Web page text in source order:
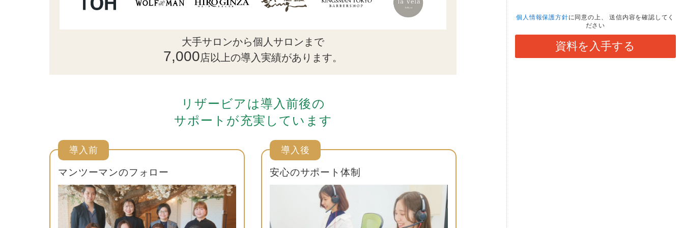
大手サロンから個人サロンまで
7,000店以上の導入実績があります。
リザービアは導入前後の
サポートが充実しています
導入前
マンツーマンのフォロー
導入後
安心のサポート体制
個人情報保護方針に同意の上、
送信内容を確認してく
ださい
資料を入手する